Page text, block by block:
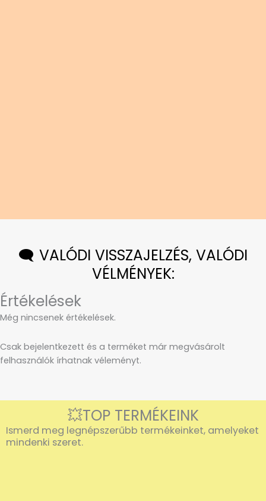
🗨️ VALÓDI VISSZAJELZÉS, VALÓDI
VÉLMÉNYEK:
Értékelések
Még nincsenek értékelések.
Csak bejelentkezett és a terméket már megvásárolt
felhasználók írhatnak véleményt.
💥TOP TERMÉKEINK
Ismerd meg legnépszerűbb termékeinket, amelyeket
mindenki szeret.